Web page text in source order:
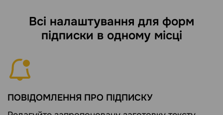
Всі налаштування для форм
підписки в одному місці
ПОВІДОМЛЕННЯ ПРО ПІДПИСКУ